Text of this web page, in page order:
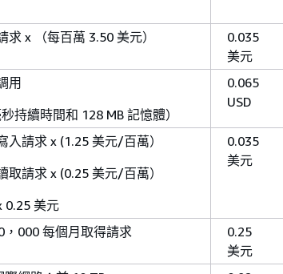
求 x （每百萬 3.50 美元）
0.035
美元
用
持續時間和 128 MB 記憶體）
0.065
USD
入請求 x (1.25 美元/百萬）
取請求 x (0.25 美元/百萬）
0.25 美元
0.035
美元
，000 每個月取得請求
0.25
美元